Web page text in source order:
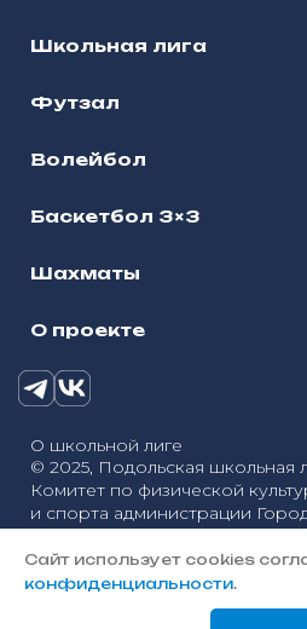
Школьная лига
Футзал
Волейбол
Баскетбол 3×3
Шахматы
О проекте
О школьной лиге
© 2025, Подольская школьная
Комитет по физической
и спорта администрации
Подольск
Политика
Разработка сайтов — «Онлайн-
Сайт использует cookies
конфиденциальности.